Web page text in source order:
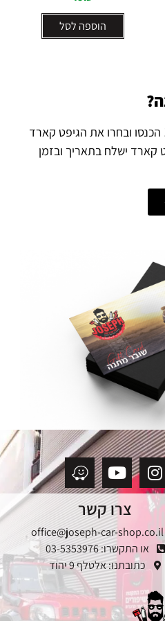
הוספה לסל
ובחרו את הגיפט קארד
ישלח בתאריך ובזמן
צרו קשר
office@joseph-car-shop.co.il
או התקשרו: 03-5353976
כתובתנו: אלטלף 9 יהוד